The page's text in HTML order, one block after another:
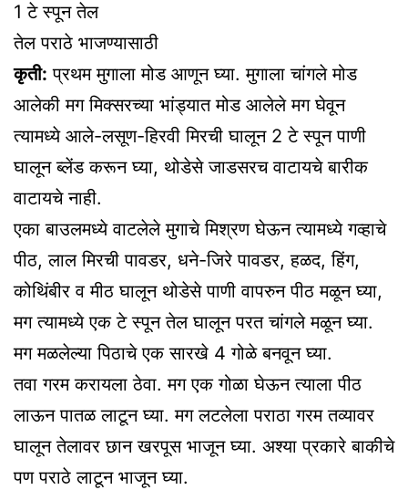
1 टे स्पून तेल
तेल पराठे भाजण्यासाठी
कृती: प्रथम मुगाला मोड आणून घ्या. मुगाला चांगले मोड
आलेकी मग मिक्सरच्या भांड्यात मोड आलेले मग घेवून
त्यामध्ये आले-लसूण-हिरवी मिरची घालून 2 टे स्पून पाणी
घालून ब्लेंड करून घ्या, थोडेसे जाडसरच वाटायचे बारीक
वाटायचे नाही.
एका बाउलमध्ये वाटलेले मुगाचे मिश्रण घेऊन त्यामध्ये गव्हाचे
पीठ, लाल मिरची पावडर, धने-जिरे पावडर, हळद, हिंग,
कोथिंबीर व मीठ घालून थोडेसे पाणी वापरुन पीठ मळून घ्या,
मग त्यामध्ये एक टे स्पून तेल घालून परत चांगले मळून घ्या.
मग मळलेल्या पिठाचे एक सारखे 4 गोळे बनवून घ्या.
तवा गरम करायला ठेवा. मग एक गोळा घेऊन त्याला पीठ
लाऊन पातळ लाटून घ्या. मग लटलेला पराठा गरम तव्यावर
घालून तेलावर छान खरपूस भाजून घ्या. अश्या प्रकारे बाकीचे
पण पराठे लाटून भाजून घ्या.